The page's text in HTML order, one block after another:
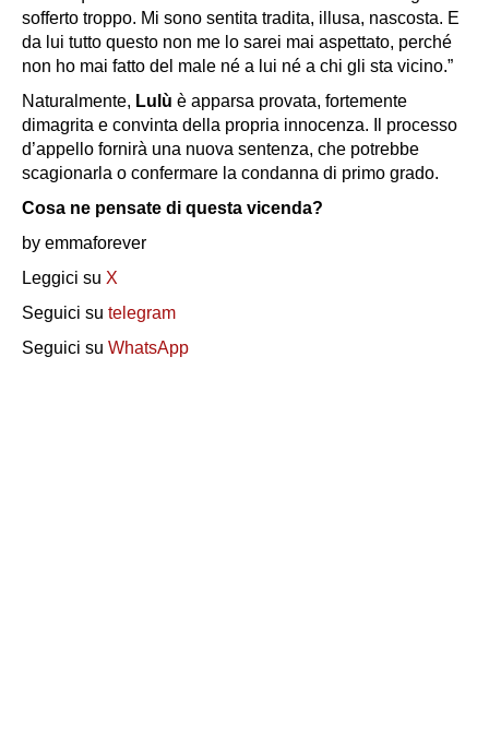
sofferto troppo. Mi sono sentita tradita, illusa, nascosta. E
da lui tutto questo non me lo sarei mai aspettato, perché
non ho mai fatto del male né a lui né a chi gli sta vicino.”
Naturalmente, Lulù è apparsa provata, fortemente
dimagrita e convinta della propria innocenza. Il processo
d’appello fornirà una nuova sentenza, che potrebbe
scagionarla o confermare la condanna di primo grado.
Cosa ne pensate di questa vicenda?
by emmaforever
Leggici su X
Seguici su telegram
Seguici su WhatsApp